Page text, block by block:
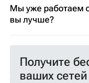
Мы уже работаем
вы лучше?
Получите
ваших сетей